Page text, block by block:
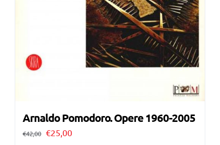
Arnaldo Pomodoro. Opere 1960-2005
€42,00 Il
€25,00Il